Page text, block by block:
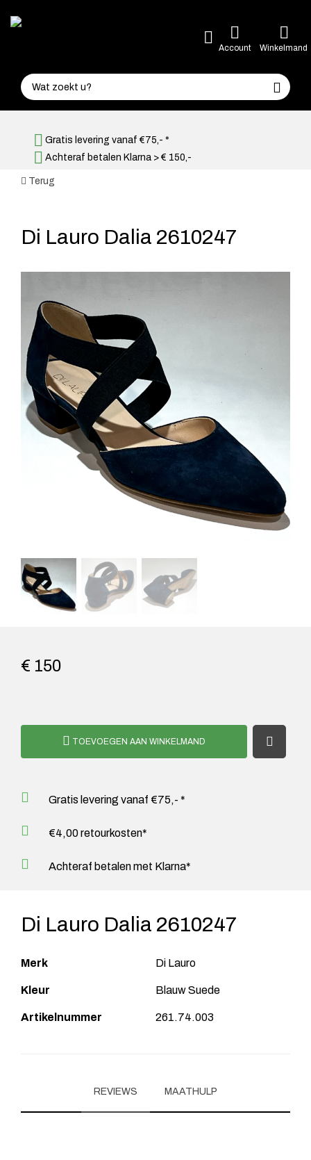
Account Winkelmand
Gratis levering vanaf €75,- *
Achteraf betalen Klarna > € 150,-
Terug
Di Lauro Dalia 2610247
€ 150
TOEVOEGEN AAN WINKELMAND
Gratis levering vanaf €75,- *
€4,00 retourkosten*
Achteraf betalen met Klarna*
Di Lauro Dalia 2610247
Merk Di Lauro
Kleur Blauw Suede
Artikelnummer 261.74.003
REVIEWS MAATHULP